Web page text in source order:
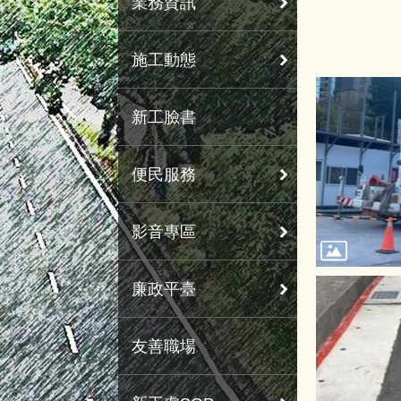
施工動態
新工臉書
便民服務
影音專區
廉政平臺
友善職場